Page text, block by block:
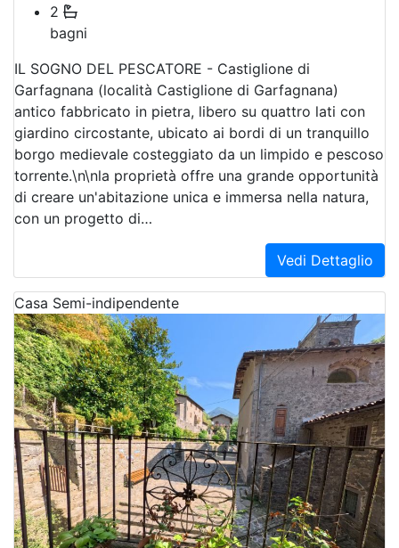
2
bagni
IL SOGNO DEL PESCATORE - Castiglione di
Garfagnana (località Castiglione di Garfagnana)
antico fabbricato in pietra, libero su quattro lati con
giardino circostante, ubicato ai bordi di un tranquillo
borgo medievale costeggiato da un limpido e pescoso
torrente.\n\nla proprietà offre una grande opportunità
di creare un'abitazione unica e immersa nella natura,
con un progetto di…
Vedi Dettaglio
Casa Semi-indipendente